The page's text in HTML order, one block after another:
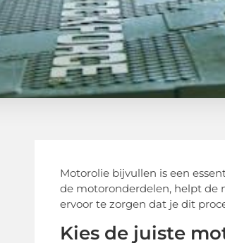
Motorolie bijvullen is een
de motoronderdelen, helpt de
ervoor te zorgen dat je dit
Kies de juiste